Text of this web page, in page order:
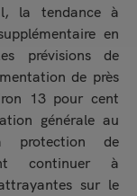
la tendance à
en
prévisions de
de près
13 pour cent
générale au
protection de
continuer à
sur le